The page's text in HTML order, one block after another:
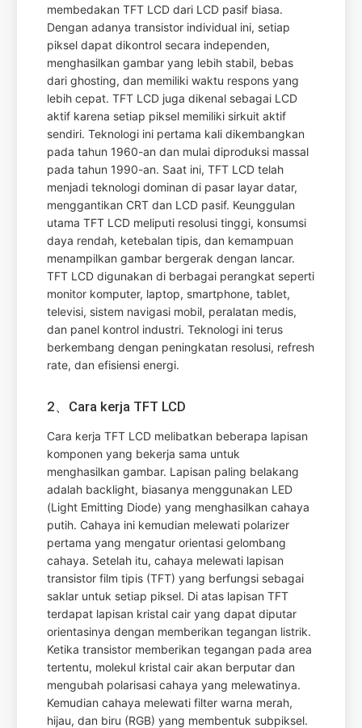
membedakan TFT LCD dari LCD pasif biasa.
Dengan adanya transistor individual ini, setiap
piksel dapat dikontrol secara independen,
menghasilkan gambar yang lebih stabil, bebas
dari ghosting, dan memiliki waktu respons yang
lebih cepat. TFT LCD juga dikenal sebagai LCD
aktif karena setiap piksel memiliki sirkuit aktif
sendiri. Teknologi ini pertama kali dikembangkan
pada tahun 1960-an dan mulai diproduksi massal
pada tahun 1990-an. Saat ini, TFT LCD telah
menjadi teknologi dominan di pasar layar datar,
menggantikan CRT dan LCD pasif. Keunggulan
utama TFT LCD meliputi resolusi tinggi, konsumsi
daya rendah, ketebalan tipis, dan kemampuan
menampilkan gambar bergerak dengan lancar.
TFT LCD digunakan di berbagai perangkat seperti
monitor komputer, laptop, smartphone, tablet,
televisi, sistem navigasi mobil, peralatan medis,
dan panel kontrol industri. Teknologi ini terus
berkembang dengan peningkatan resolusi, refresh
rate, dan efisiensi energi.
2、Cara kerja TFT LCD
Cara kerja TFT LCD melibatkan beberapa lapisan
komponen yang bekerja sama untuk
menghasilkan gambar. Lapisan paling belakang
adalah backlight, biasanya menggunakan LED
(Light Emitting Diode) yang menghasilkan cahaya
putih. Cahaya ini kemudian melewati polarizer
pertama yang mengatur orientasi gelombang
cahaya. Setelah itu, cahaya melewati lapisan
transistor film tipis (TFT) yang berfungsi sebagai
saklar untuk setiap piksel. Di atas lapisan TFT
terdapat lapisan kristal cair yang dapat diputar
orientasinya dengan memberikan tegangan listrik.
Ketika transistor memberikan tegangan pada area
tertentu, molekul kristal cair akan berputar dan
mengubah polarisasi cahaya yang melewatinya.
Kemudian cahaya melewati filter warna merah,
hijau, dan biru (RGB) yang membentuk subpiksel.